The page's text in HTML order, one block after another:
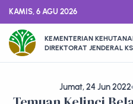
KAMIS, 6 AGU 2026
KEMENTERIAN
DIREKTORAT JENDERAL
Jumat, 24 Jun 2022